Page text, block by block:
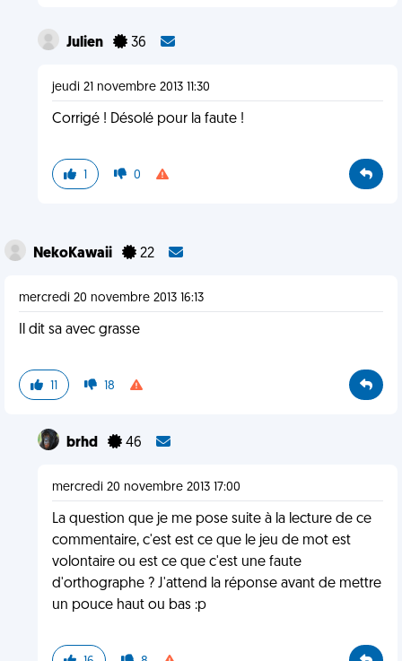
Julien 36
jeudi 21 novembre 2013 11:30
Corrigé ! Désolé pour la faute !
1 0
NekoKawaii 22
mercredi 20 novembre 2013 16:13
Il dit sa avec grasse
11 18
brhd 46
mercredi 20 novembre 2013 17:00
La question que je me pose suite à la lecture de ce
commentaire, c'est est ce que le jeu de mot est
volontaire ou est ce que c'est une faute
d'orthographe ? J'attend la réponse avant de mettre
un pouce haut ou bas :p